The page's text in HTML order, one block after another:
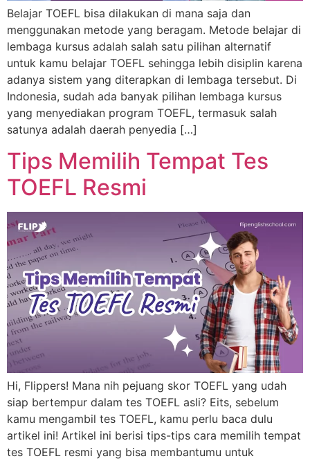
Belajar TOEFL bisa dilakukan di mana saja dan
menggunakan metode yang beragam. Metode belajar di
lembaga kursus adalah salah satu pilihan alternatif
untuk kamu belajar TOEFL sehingga lebih disiplin karena
adanya sistem yang diterapkan di lembaga tersebut. Di
Indonesia, sudah ada banyak pilihan lembaga kursus
yang menyediakan program TOEFL, termasuk salah
satunya adalah daerah penyedia […]
Tips Memilih Tempat Tes
TOEFL Resmi
Hi, Flippers! Mana nih pejuang skor TOEFL yang udah
siap bertempur dalam tes TOEFL asli? Eits, sebelum
kamu mengambil tes TOEFL, kamu perlu baca dulu
artikel ini! Artikel ini berisi tips-tips cara memilih tempat
tes TOEFL resmi yang bisa membantumu untuk